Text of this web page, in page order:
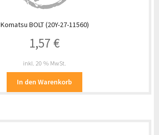
Komatsu BOLT (20Y-27-11560)
1,57 €
inkl. 20 % MwSt.
In den Warenkorb